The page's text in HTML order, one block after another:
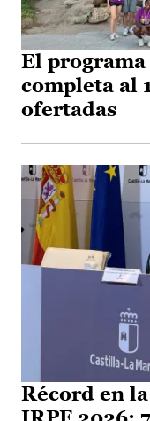
El
completa al
ofertadas
Récord en